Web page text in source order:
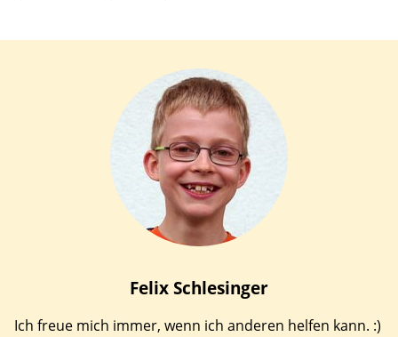
FelixSchlesinger
Ich freue mich immer, wenn ich anderen helfen kann. :)